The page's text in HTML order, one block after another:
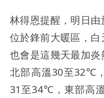
林得恩提醒，明日
位於鋒前大暖區，白
也會是這幾天最加
北部高溫30至32℃
31至34℃，東部高